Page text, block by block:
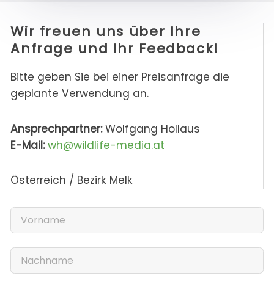
Wir freuen uns über Ihre
Anfrage und Ihr Feedback!
Bitte geben Sie bei einer Preisanfrage die
geplante Verwendung an.
Ansprechpartner:Wolfgang Hollaus
E-Mail: wh@wildlife-media.at
Österreich / Bezirk Melk